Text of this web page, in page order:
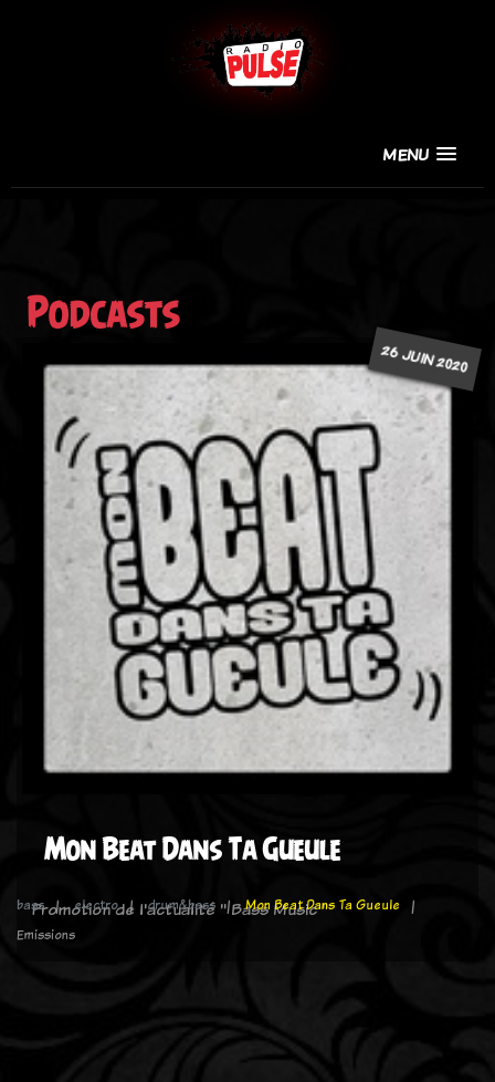
MENU
Podcasts
26 JUIN 2020
Mon Beat Dans Ta Gueule
Promotion de l'actualité " Bass Music "
bass electro drum&bass
Mon Beat Dans Ta Gueule
Emissions